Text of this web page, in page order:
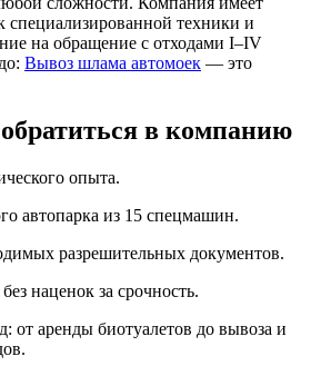
специализированной техники и
на обращение с отходами I–IV
Вывоз шлама автомоек — это
в компанию
опыта.
автопарка из 15 спецмашин.
разрешительных документов.
наценок за срочность.
от аренды биотуалетов до вывоза и